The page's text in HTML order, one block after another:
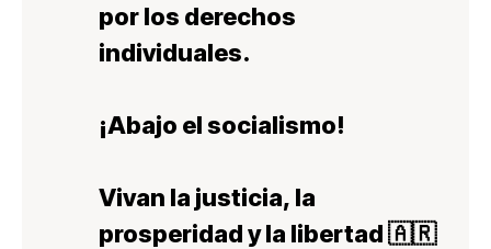
por los derechos
individuales.
¡Abajo el socialismo!
Vivan la justicia, la
prosperidad y la libertad 🇦🇷